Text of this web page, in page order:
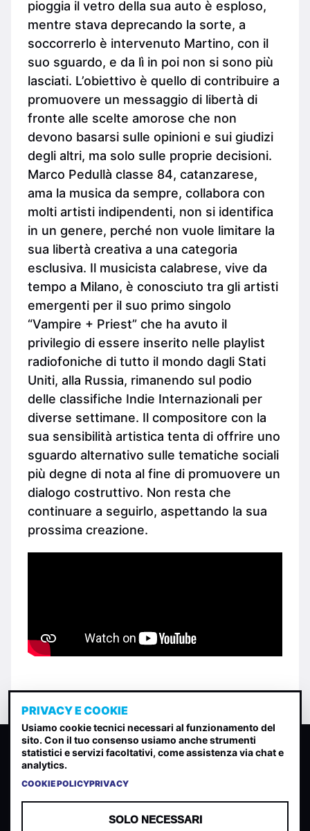
pioggia il vetro della sua auto è esploso,
mentre stava deprecando la sorte, a
soccorrerlo è intervenuto Martino, con il
suo sguardo, e da lì in poi non si sono più
lasciati. L’obiettivo è quello di contribuire a
promuovere un messaggio di libertà di
fronte alle scelte amorose che non
devono basarsi sulle opinioni e sui giudizi
degli altri, ma solo sulle proprie decisioni.
Marco Pedullà classe 84, catanzarese,
ama la musica da sempre, collabora con
molti artisti indipendenti, non si identifica
in un genere, perché non vuole limitare la
sua libertà creativa a una categoria
esclusiva. Il musicista calabrese, vive da
tempo a Milano, è conosciuto tra gli artisti
emergenti per il suo primo singolo
“Vampire + Priest” che ha avuto il
privilegio di essere inserito nelle playlist
radiofoniche di tutto il mondo dagli Stati
Uniti, alla Russia, rimanendo sul podio
delle classifiche Indie Internazionali per
diverse settimane. Il compositore con la
sua sensibilità artistica tenta di offrire uno
sguardo alternativo sulle tematiche sociali
più degne di nota al fine di promuovere un
dialogo costruttivo. Non resta che
continuare a seguirlo, aspettando la sua
prossima creazione.
CLASSIFICA INDIE
Classifica per indice di gradimento generata dall analisi di
PRIVACY E COOKIE
Usiamo cookie tecnici necessari al funzionamento del
sito. Con il tuo consenso usiamo anche strumenti
statistici e servizi facoltativi, come assistenza via chat e
analytics.
COOKIE POLICYPRIVACY
SOLO NECESSARI